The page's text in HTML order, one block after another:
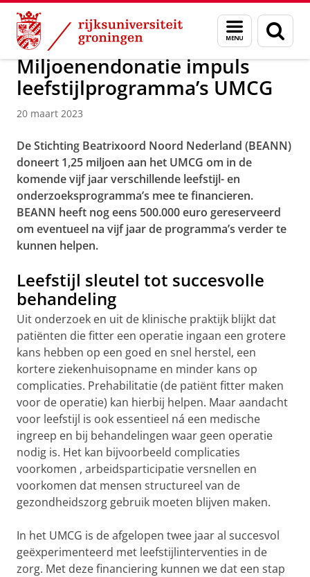
Skip
Content
Skip
Navigation
Menu
en
zoeken
Over ons Actueel Nieuws Nieuwsberichten
Miljoenendonatie impuls
leefstijlprogramma’s UMCG
20 maart 2023
De Stichting Beatrixoord Noord Nederland (BEANN)
doneert 1,25 miljoen aan het UMCG om in de
komende vijf jaar verschillende leefstijl- en
onderzoeksprogramma’s mee te financieren.
BEANN heeft nog eens 500.000 euro gereserveerd
om eventueel na vijf jaar de programma’s verder te
kunnen helpen.
Leefstijl sleutel tot succesvolle
behandeling
Uit onderzoek en uit de klinische praktijk blijkt dat
patiënten die fitter een operatie ingaan een grotere
kans hebben op een goed en snel herstel, een
kortere ziekenhuisopname en minder kans op
complicaties. Prehabilitatie (de patiënt fitter maken
voor de operatie) kan hierbij helpen. Maar aandacht
voor leefstijl is ook essentieel ná een medische
ingreep en bij behandelingen waar geen operatie
nodig is. Het kan bijvoorbeeld complicaties
voorkomen , arbeidsparticipatie versnellen en
voorkomen dat mensen structureel van de
gezondheidszorg gebruik moeten blijven maken.
In het UMCG is de afgelopen twee jaar al succesvol
geëxperimenteerd met leefstijlinterventies in de
zorg. Met deze financiering kunnen we dat een stap